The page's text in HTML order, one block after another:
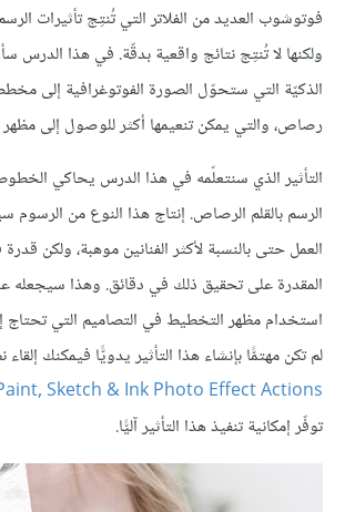
فوتوشوب العديد من الفلاتر التي تُنتِج تأثيرات الرسم
ولكنها لا تُنتِج نتائج واقعية بدقّة. في هذا
الذكيّة التي ستحوّل الصورة الفوتوغرافية إلى
رصاص، والتي يمكن تنعيمها أكثر للوصول إلى مظهر
التأثير الذي سنتعلّمه في هذا الدرس يحاكي
الرسم بالقلم الرصاص. إنتاج هذا النوع من
العمل حتى بالنسبة لأكثر الفنانين موهبة، ولكن
المقدرة على تحقيق ذلك في دقائق. وهذا سيجعله
لم تكن مهتمًّا بإنشاء هذا التأثير يدويًّا فيمكنك
Sketch & Ink Photo Effect Actions
توفّر إمكانية تنفيذ هذا التأثير آليًّا.